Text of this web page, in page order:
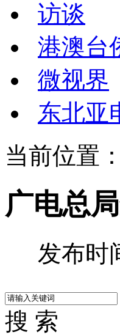
访谈
港澳台
微视界
东北亚
当前位置：
广电总
发布时
搜 索